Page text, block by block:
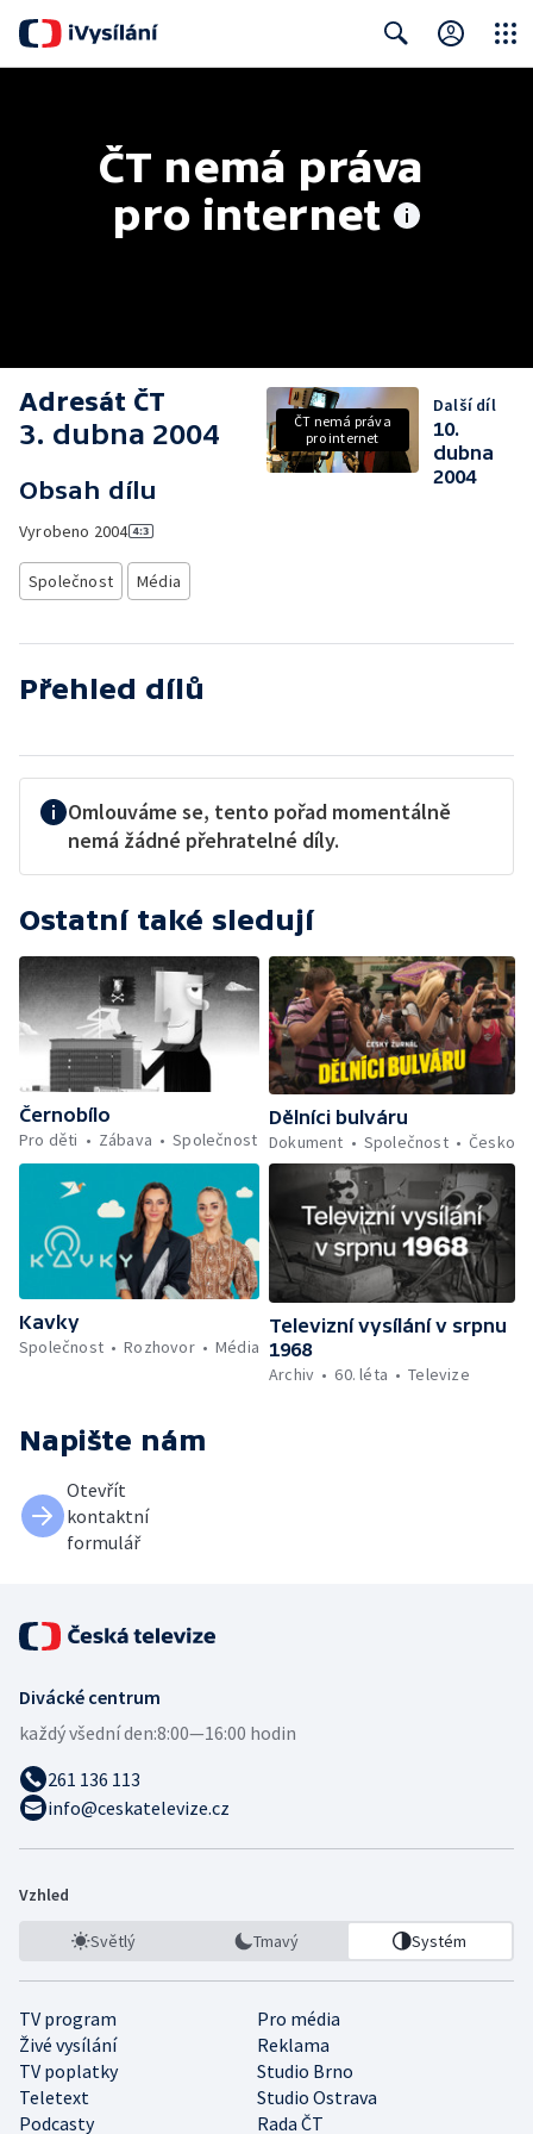
ČT nemá práva
pro internet
Adresát ČT
3. dubna 2004
Obsah dílu
Vyrobeno 2004
Společnost Média
ČT nemá práva
pro internet
Další díl
10.
dubna
2004
Přehled dílů
Omlouváme se, tento pořad momentálně
nemá žádné přehratelné díly.
Ostatní také sledují
Černobílo
Pro děti
Zábava Společnost
Dělníci bulváru
Dokument
Společnost Česko
Kavky
Společnost
Rozhovor Média
Televizní vysílání v srpnu
1968
Archiv
60. léta Televize
Napište nám
Otevřít
kontaktní
formulář
Divácké centrum
každý všední den:8:00—16:00 hodin
261 136 113
info@ceskatelevize.cz
Vzhled
Světlý Tmavý Systém
TV program
Pro média
Živé vysílání
Reklama
TV poplatky
Studio Brno
Teletext
Studio Ostrava
Podcasty
Rada ČT